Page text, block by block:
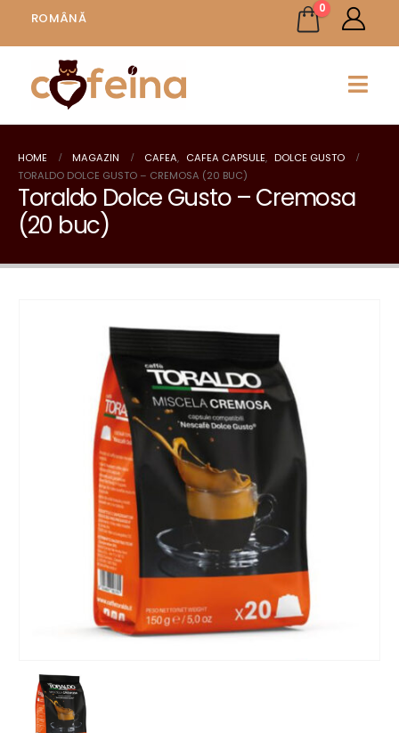
ROMÂNĂ
0
HOME MAGAZIN CAFEA, CAFEA CAPSULE, DOLCE GUSTO
TORALDO DOLCE GUSTO – CREMOSA (20 BUC)
Toraldo Dolce Gusto – Cremosa
(20 buc)